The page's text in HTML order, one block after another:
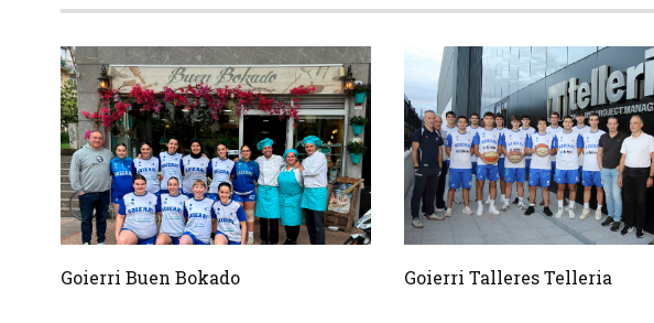
Goierri Buen Bokado Goierri Talleres Telleria